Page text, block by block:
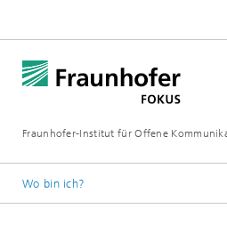
Fraunhofer-Institut für Offene
Wo bin ich?